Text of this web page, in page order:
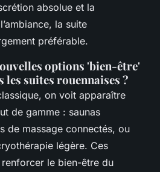
absolue et la
la suite
préférable.
options 'bien-être'
les suites rouennaises ?
on voit apparaître
de gamme : saunas
de massage connectés, ou
légère. Ces
le bien-être du